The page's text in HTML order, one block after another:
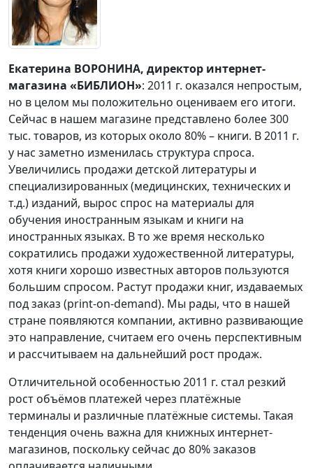
Екатерина ВОРОНИНА, директор интернет-
магазина «БИБЛИОН»: 2011 г. оказался непростым,
но в целом мы положительно оцениваем его итоги.
Сейчас в нашем магазине представлено более 300
тыс. товаров, из которых около 80% – книги. В 2011 г.
у нас заметно изменилась структура спроса.
Увеличились продажи детской литературы и
специализированных (медицинских, технических и
т.д.) изданий, вырос спрос на материалы для
обучения иностранным языкам и книги на
иностранных языках. В то же время несколько
сократились продажи художественной литературы,
хотя книги хорошо известных авторов пользуются
большим спросом. Растут продажи книг, издаваемых
под заказ (print-on-demand). Мы рады, что в нашей
стране появляются компании, активно развивающие
это направление, считаем его очень перспективным
и рассчитываем на дальнейший рост продаж.
Отличительной особенностью 2011 г. стал резкий
рост объёмов платежей через платёжные
терминалы и различные платёжные системы. Такая
тенденция очень важна для книжных интернет-
магазинов, поскольку сейчас до 80% заказов